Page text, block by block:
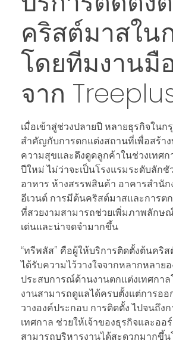
คริสต์มาสใน
โดยทีมงานมื
จาก
เมื่อเข้าสู่ช่วงปลายปี หลายธุรกิจในก
สำคัญกับการตกแต่งสถานที่เพื่อสร้าง
ความสุขและดึงดูดลูกค้าในช่วงเทศ
ปีใหม่ ไม่ว่าจะเป็นโรงแรมระดับลักชั
อาหาร ห้างสรรพสินค้า อาคารสำนั
อีเวนต์ การมีต้นคริสต์มาสและการต
ที่สวยงามสามารถช่วยเพิ่มภาพลักษ
เด่นและน่าจดจำมากขึ้น
“ทรีพลัส” คือผู้ให้บริการติดตั้งต้นคริ
ได้รับความไว้วางใจจากหลากหลาย
ประสบการณ์ด้านงานตกแต่งเทศกาล
งานสามารถดูแลได้ครบตั้งแต่การอ
วางองค์ประกอบ การติดตั้ง ไปจนถึง
เทศกาล ช่วยให้เจ้าของธุรกิจและออ
สามารถบริหารงานได้สะดวกมากขึ้น